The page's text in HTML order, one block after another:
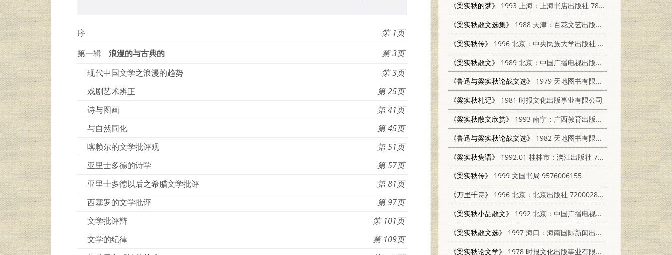
序
1
第一辑
浪漫的与古典的
3
现代中国文学之浪漫的趋势
3
戏剧艺术辨正
25
诗与图画
41
与自然同化
45
喀赖尔的文学批评观
51
亚里士多德的诗学
57
亚里士多德以后之希腊文学批评
81
西塞罗的文学批评
97
文学批评辩
101
文学的纪律
109
《梁实秋的梦》
1993 上海：上海书店出版社 780569687X
《梁实秋散文选集》
1988 天津：百花文艺出版社 7530601261
《梁实秋传》
1996 北京：中央民族大学出版社 7810017144
《梁实秋散文》
1989 北京：中国广播电视出版社 7504302236
《鲁迅与梁实秋论战文选》
1979 天地图书有限公司
《梁实秋札记》
1981 时报文化出版事业有限公司
《梁实秋散文欣赏》
1993 南宁：广西教育出版社 7543517558
《鲁迅与梁实秋论战文选》
1982 天地图书有限公司
《梁实秋隽语》
1992.01 桂林市：漓江出版社 7540709044
《梁实秋传》
1999 文国书局 9576006155
《万里千诗》
1996 北京：北京出版社 7200028320
《梁实秋小品散文》
1992 北京：中国广播电视出版社 7504318183
《梁实秋散文选》
1997 海口：海南国际新闻出版中心 7806093087
《梁实秋论文学》
1978 时报文化出版事业有限公司